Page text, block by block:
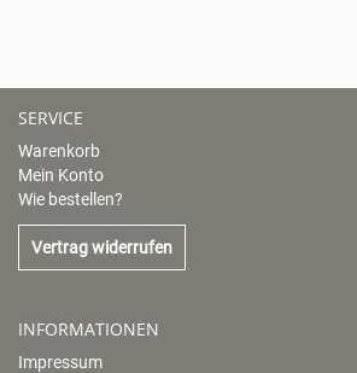
SERVICE
Warenkorb
Mein Konto
Wie bestellen?
Vertrag widerrufen
INFORMATIONEN
Impressum